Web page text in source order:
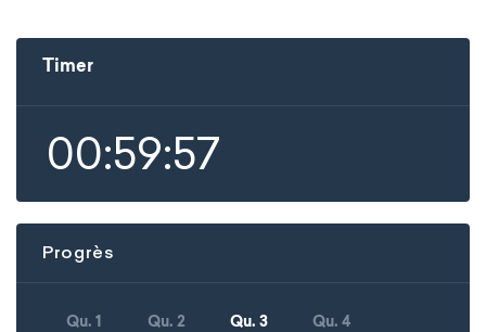
Timer
00:59:57
Progrès
Qu. 1 Qu. 2 Qu. 3 Qu. 4